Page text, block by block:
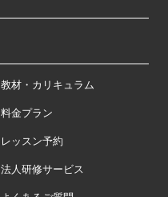
教材・カリキュラム
料金プラン
レッスン予約
法人研修サービス